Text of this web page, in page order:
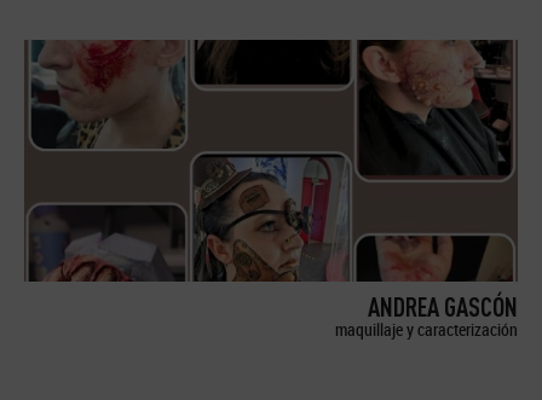
ANDREA GASCÓN
maquillaje y caracterización